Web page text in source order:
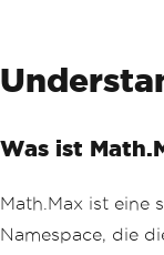
Was ist
Math.Max ist eine
Namespace, die